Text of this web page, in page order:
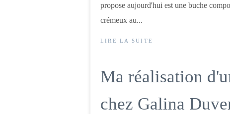
propose aujourd'hui est une buche
crémeux au...
LIRE LA SUITE
Ma réalisation
chez Galina